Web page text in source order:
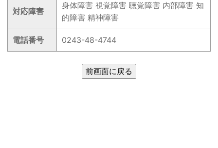
対応障害
身体障害 視覚障害 聴覚障害 内部障害 知
的障害 精神障害
電話番号 0243-48-4744